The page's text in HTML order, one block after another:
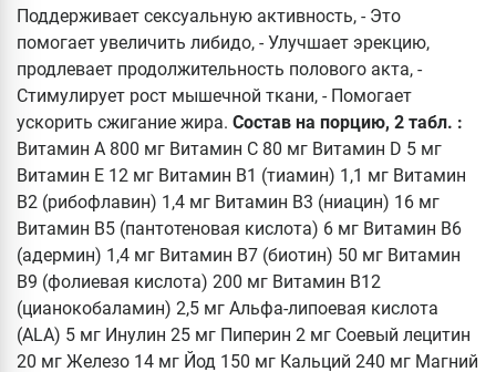
Поддерживает сексуальную активность, - Это
помогает увеличить либидо, - Улучшает эрекцию,
продлевает продолжительность полового акта, -
Стимулирует рост мышечной ткани, - Помогает
ускорить сжигание жира. Состав на порцию, 2 табл. :
Витамин A 800 мг Витамин C 80 мг Витамин D 5 мг
Витамин E 12 мг Витамин В1 (тиамин) 1,1 мг Витамин
В2 (рибофлавин) 1,4 мг Витамин В3 (ниацин) 16 мг
Витамин В5 (пантотеновая кислота) 6 мг Витамин B6
(адермин) 1,4 мг Витамин В7 (биотин) 50 мг Витамин
В9 (фолиевая кислота) 200 мг Витамин B12
(цианокобаламин) 2,5 мг Альфа-липоевая кислота
(ALA) 5 мг Инулин 25 мг Пиперин 2 мг Соевый лецитин
20 мг Железо 14 мг Йод 150 мг Кальций 240 мг Магний